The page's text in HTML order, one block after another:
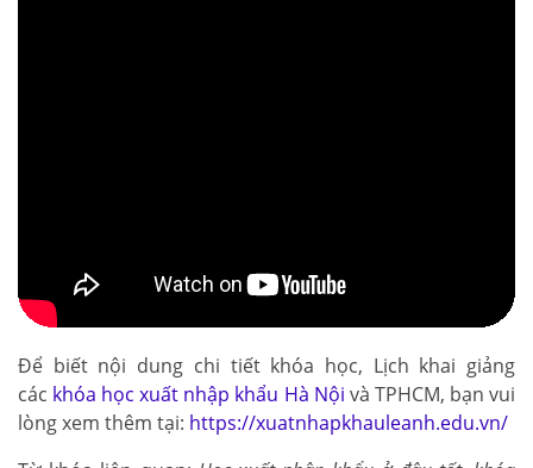
Để biết nội dung chi tiết khóa học, Lịch khai giảng
các khóa học xuất nhập khẩu Hà Nội và TPHCM, bạn vui
lòng xem thêm tại: https://xuatnhapkhauleanh.edu.vn/